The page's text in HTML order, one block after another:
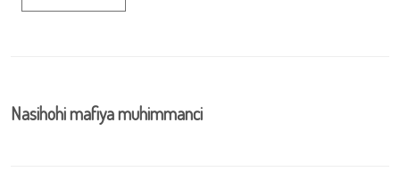
Nasihohi mafiya muhimmanci